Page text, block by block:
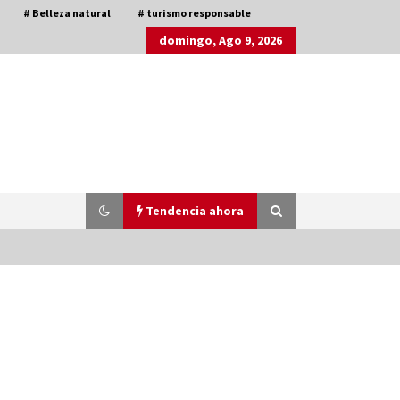
# Belleza natural # turismo responsable
domingo, Ago 9, 2026
Tendencia ahora